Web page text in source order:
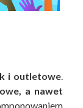
i outletowe
a nawet